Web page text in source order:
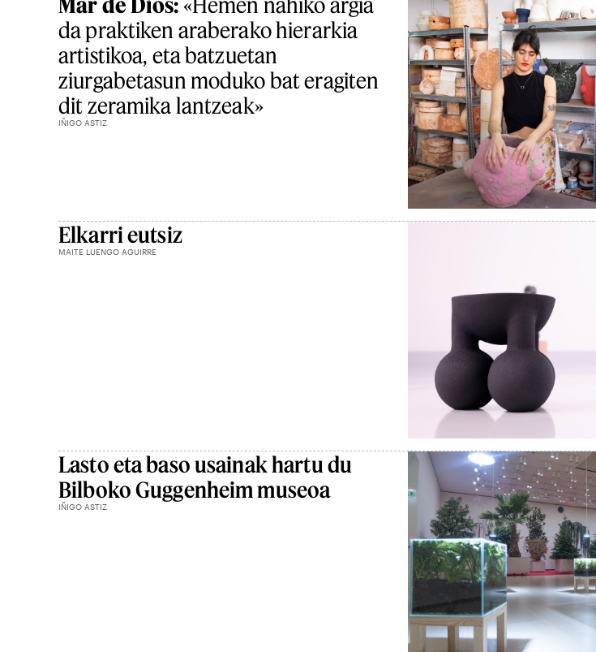
da praktiken araberako hierarkia
artistikoa, eta batzuetan
ziurgabetasun moduko bat eragiten
dit zeramika lantzeak»
IÑIGO ASTIZ
Elkarri eutsiz
MAITE LUENGO AGUIRRE
Lasto eta baso usainak hartu du
Bilboko Guggenheim museoa
IÑIGO ASTIZ